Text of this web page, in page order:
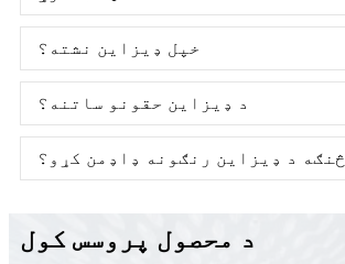
خپل ډیزاین نشته؟
د ډیزاین حقونو ساتنه؟
څنګه د ډیزاین رنګونه ډاډمن کړو؟
د محصول پروسس کول